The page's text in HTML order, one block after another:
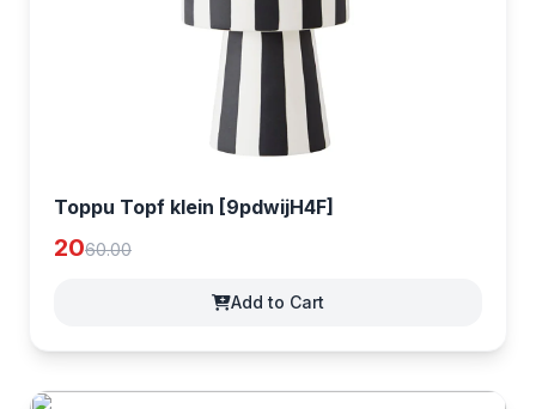
Toppu Topf klein [9pdwijH4F]
2060.00
Add to Cart